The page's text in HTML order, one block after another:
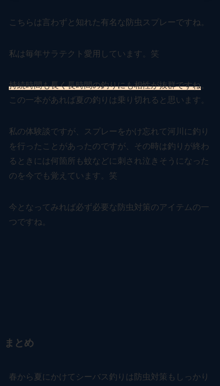
こちらは言わずと知れた有名な防虫スプレーですね。
私は毎年サラテクト愛用しています。笑
持続時間も長く長時間の釣りにも相性が抜群ですね。
この一本があれば夏の釣りは乗り切れると思います。
私の体験談ですが、スプレーをかけ忘れて河川に釣り
を行ったことがあったのですが、その時は釣りが終わ
るときには何箇所も蚊などに刺され泣きそうになった
のを今でも覚えています。笑
今となってみれば必ず必要な防虫対策のアイテムの一
つですね。
まとめ
春から夏にかけてシーバス釣りは防虫対策もしっかり